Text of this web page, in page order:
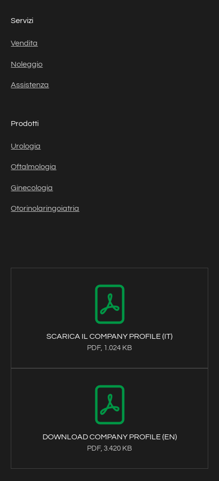
Servizi
Vendita
Noleggio
Assistenza
Prodotti
Urologia
Oftalmologia
Ginecologia
Otorinolaringoiatria
SCARICA IL COMPANY PROFILE (IT)
PDF, 1.024 KB
DOWNLOAD COMPANY PROFILE (EN)
PDF, 3.420 KB